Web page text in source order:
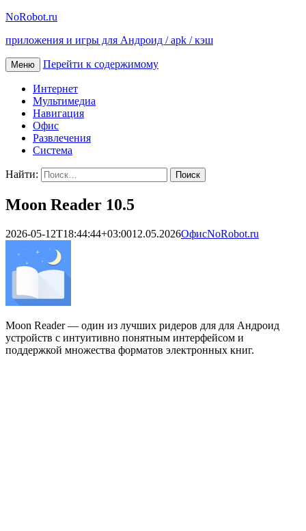
NoRobot.ru
приложения и игры для Андроид / apk / кэш
Меню Перейти к содержимому
Интернет
Мультимедиа
Навигация
Офис
Развлечения
Система
Найти:
Moon Reader 10.5
2026-05-12T18:44:44+03:0012.05.2026ОфисNoRobot.ru
Moon Reader — один из лучших ридеров для для Андроид
устройств с интуитивно понятным интерфейсом и
поддержкой множества форматов электронных книг.